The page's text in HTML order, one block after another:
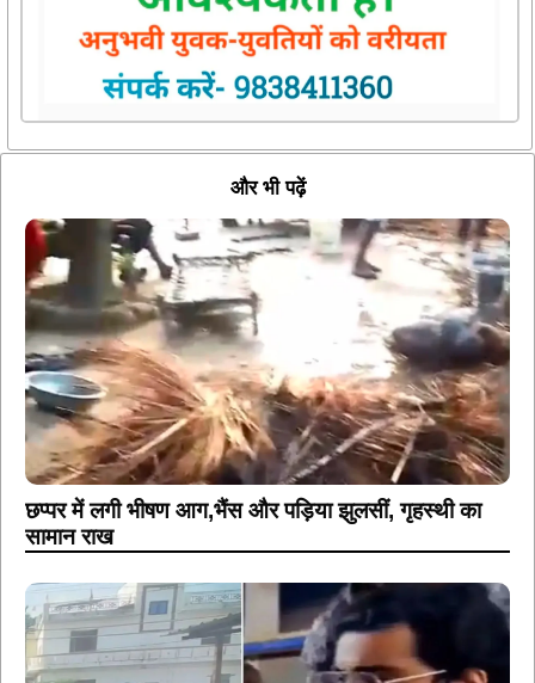
और भी पढ़ें
छप्पर में लगी भीषण आग,भैंस और पड़िया झुलसीं, गृहस्थी का
सामान राख